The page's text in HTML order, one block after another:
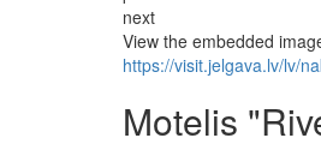
next
View the embedded
https://visit.jelgava.lv/lv/
Motelis